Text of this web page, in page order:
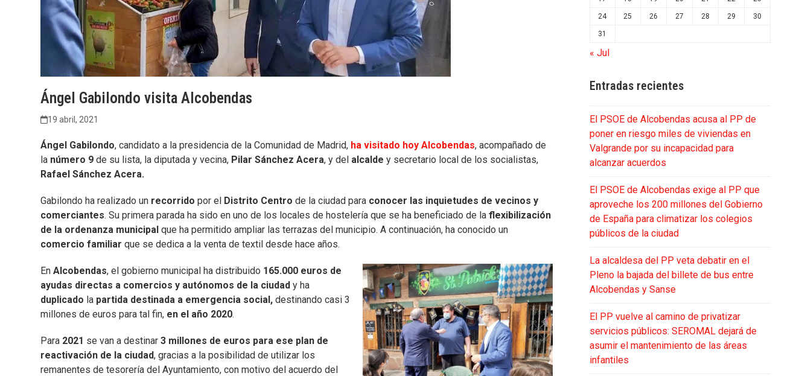
Ángel Gabilondo visita Alcobendas
19 abril, 2021
Ángel Gabilondo, candidato a la presidencia de la Comunidad de Madrid, ha visitado hoy Alcobendas, acompañado de
la número 9 de su lista, la diputada y vecina, Pilar Sánchez Acera, y del alcalde y secretario local de los socialistas,
Rafael Sánchez Acera.
Gabilondo ha realizado un recorrido por el Distrito Centro de la ciudad para conocer las inquietudes de vecinos y
comerciantes. Su primera parada ha sido en uno de los locales de hostelería que se ha beneficiado de laflexibilización
de la ordenanza municipal que ha permitido ampliar las terrazas del municipio. A continuación, ha conocido un
comercio familiar que se dedica a la venta de textil desde hace años.
EnAlcobendas, el gobierno municipal ha distribuido 165.000 euros de
ayudas directas a comercios y autónomos de la ciudad y ha
duplicado la partida destinada a emergencia social, destinando casi 3
millones de euros para tal fin, en el año 2020.
Para 2021 se van a destinar 3 millones de euros para ese plan de
reactivación de la ciudad, gracias a la posibilidad de utilizar los
remanentes de tesorería del Ayuntamiento, con motivo del acuerdo del
24 25 26 27 28 29 30
31
« Jul
Entradas recientes
El PSOE de Alcobendas acusa al PP de
poner en riesgo miles de viviendas en
Valgrande por su incapacidad para
alcanzar acuerdos
El PSOE de Alcobendas exige al PP que
aproveche los 200 millones del Gobierno
de España para climatizar los colegios
públicos de la ciudad
La alcaldesa del PP veta debatir en el
Pleno la bajada del billete de bus entre
Alcobendas y Sanse
El PP vuelve al camino de privatizar
servicios públicos: SEROMAL dejará de
asumir el mantenimiento de las áreas
infantiles